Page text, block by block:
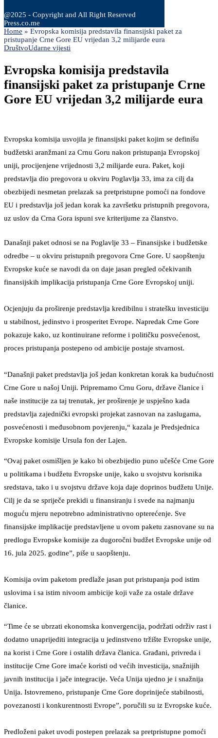
@2025 - Copyright and All Right Reserved
Press.co.me
Home » Evropska komisija predstavila finansijski paket za
pristupanje Crne Gore EU vrijedan 3,2 milijarde eura
DruštvoUdarne vijesti
Evropska komisija predstavila
finansijski paket za pristupanje Crne
Gore EU vrijedan 3,2 milijarde eura
Evropska komisija usvojila je finansijski paket kojim se definišu
budžetski aranžmani za Crnu Goru nakon pristupanja Evropskoj
uniji, procijenjene vrijednosti 3,2 milijarde eura. Paket, koji
predstavlja dio pregovora u okviru Poglavlja 33, ima za cilj da
obezbijedi nesmetan prelazak sa pretpristupne pomoći na fondove
EU i predstavlja još jedan korak ka završetku pristupnih pregovora,
uz uslov da Crna Gora ispuni sve kriterijume za članstvo.
Današnji paket odnosi se na Poglavlje 33 – Finansijske i budžetske
odredbe – u okviru pristupnih pregovora Crne Gore. U saopštenju
Evropske kuće se navodi da on daje jasan pregled očekivanih
finansijskih implikacija pristupanja Crne Gore Evropskoj uniji.
Ocjenjuju da proširenje predstavlja kredibilnu i stratešku investiciju
u stabilnost, jedinstvo i prosperitet Evrope. Napredak Crne Gore
pokazuje kako, uz kontinuirane reforme i političku posvećenost,
proces pristupanja postepeno od ambicije postaje stvarnost.
“Današnji paket predstavlja još jedan konkretan korak ka budućnosti
Crne Gore u našoj Uniji. Pripremamo Crnu Goru, države članice i
naše institucije za taj trenutak, jer proširenje je uspješno kada
predstavlja zajednički evropski projekat zasnovan na zaslugama,
posvećenosti i međusobnom povjerenju,“ kazala je Predsjednica
Evropske komisije Ursula fon der Lajen.
“Ovaj paket osmišljen je kako bi obezbijedio puno učešće Crne Gore
u politikama i budžetu Evropske unije, kako u svojstvu korisnika
sredstava, tako i u svojstvu države koja daje doprinos budžetu Unije.
Cilj je da se spriječe prekidi u finansiranju i svede na najmanju
moguću mjeru nepotrebno administrativno opterećenje. Sve
finansijske implikacije predstavljene u ovom paketu zasnovane su na
predlogu Evropske komisije za dugoročni budžet Evropske unije od
16. jula 2025. godine”, piše u saopštenju.
Komisija ovim paketom predlaže jasan put pristupanja pod istim
uslovima i sa istim nivoom ambicije koji važe za ostale države
članice.
“Time će se ubrzati ekonomska konvergencija, podržati održiv rast i
dodatno unaprijediti integracija u jedinstveno tržište Evropske unije,
na korist i Crne Gore i ostalih država članica. Građani, privreda i
institucije Crne Gore imaće koristi od većih investicija, snažnijih
javnih institucija i jače integracije. Veća Unija ujedno je i snažnija
Unija. Istovremeno, pristupanje Crne Gore doprinijeće stabilnosti,
povezanosti i konkurentnosti Evrope”, poručili su iz Evropske kuće.
Predloženi paket uvodi postepen prelazak sa pretpristupne pomoći